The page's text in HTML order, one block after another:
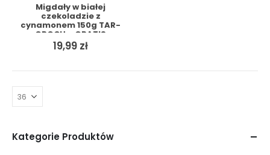
Migdały w białej
czekoladzie z
cynamonem 150g TAR-
GROCH + GRATIS
19,99 zł
Kategorie Produktów